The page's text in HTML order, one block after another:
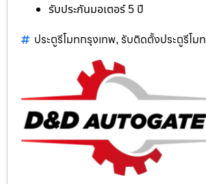
รับประกันมอเตอร์ 5 ปี
ประตูรีโมทกรุงเทพ, รับติดตั้งประตูรีโมท